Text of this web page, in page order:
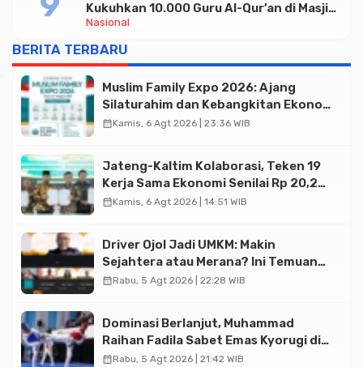
Nasional
Kukuhkan 10.000 Guru Al-Qur’an di Masjid
Istiqlal
BERITA TERBARU
Muslim Family Expo 2026: Ajang
Silaturahim dan Kebangkitan Ekonomi
Halal di Jakarta
calendar_monthKamis, 6 Agt 2026 | 23:36 WIB
Jateng-Kaltim Kolaborasi, Teken 19
Kerja Sama Ekonomi Senilai Rp 20,2
Triliun
calendar_monthKamis, 6 Agt 2026 | 14:51 WIB
Driver Ojol Jadi UMKM: Makin
Sejahtera atau Merana? Ini Temuan
Diskusi Paramadina
calendar_monthRabu, 5 Agt 2026 | 22:28 WIB
Dominasi Berlanjut, Muhammad
Raihan Fadila Sabet Emas Kyorugi di
Asian Taekwondo Indonesia Open
calendar_monthRabu, 5 Agt 2026 | 21:42 WIB